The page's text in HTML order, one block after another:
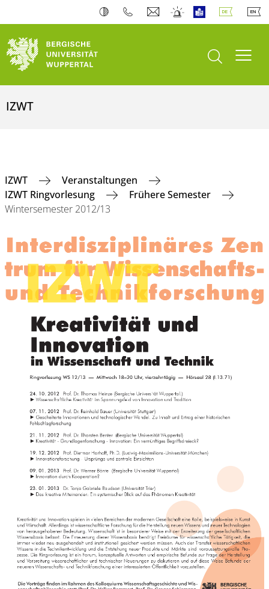
Suche öffnen
IZWT
IZWT
Veranstaltungen
IZWT Ringvorlesung
Frühere Semester
Wintersemester 2012/13